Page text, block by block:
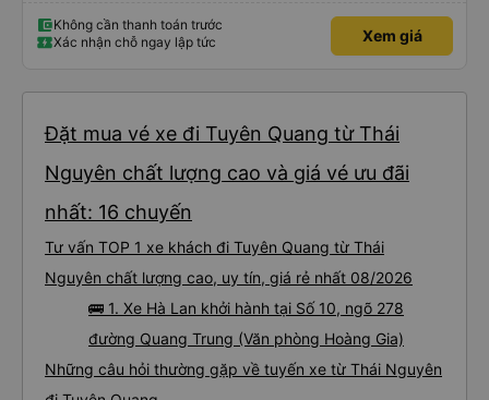
Tng kịp 20h, để khách nối chuyến Xe 11 chỗ nên thoáng đãng.
Không cần thanh toán trước
Xác nhận chỗ ngay lập tức
Xem giá
Đặt mua vé xe đi Tuyên Quang từ Thái
Nguyên chất lượng cao và giá vé ưu đãi
nhất: 16 chuyến
Tư vấn TOP 1 xe khách đi Tuyên Quang từ Thái
Nguyên chất lượng cao, uy tín, giá rẻ nhất 08/2026
🚌 1. Xe Hà Lan khởi hành tại Số 10, ngõ 278
đường Quang Trung (Văn phòng Hoàng Gia)
Những câu hỏi thường gặp về tuyến xe từ Thái Nguyên